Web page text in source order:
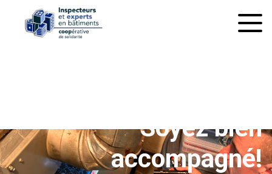
Soyez bien
accompagné!